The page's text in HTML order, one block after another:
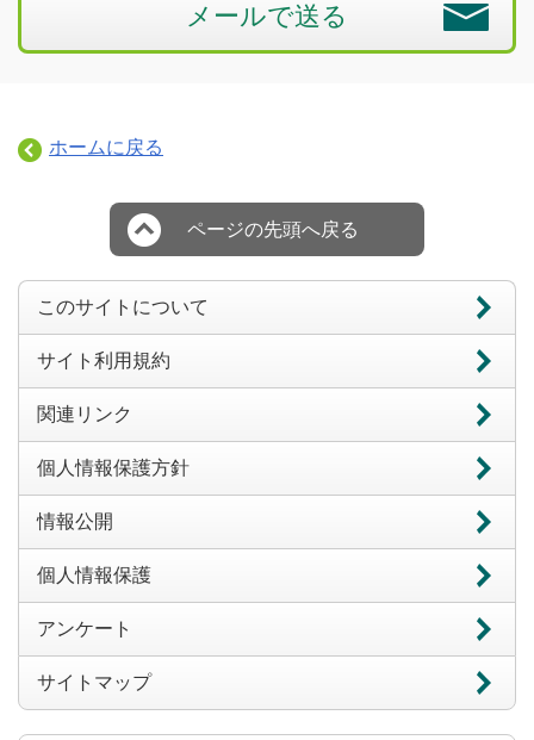
メールで送る
ホームに戻る
ページの先頭へ戻る
このサイトについて
サイト利用規約
関連リンク
個人情報保護方針
情報公開
個人情報保護
アンケート
サイトマップ